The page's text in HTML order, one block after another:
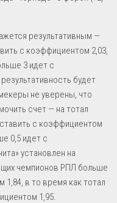
результативным —
с коэффициентом 2,03,
3 идет с
будет
не уверены, что
счет — на тотал
с коэффициентом
0,5 идет с
установлен на
чемпионов РПЛ больше
в то время как тотал
1,95.